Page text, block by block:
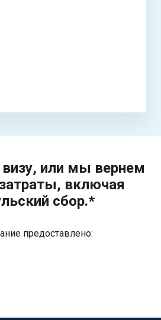
или мы вернем
включая
сбор.*
предоставлено: